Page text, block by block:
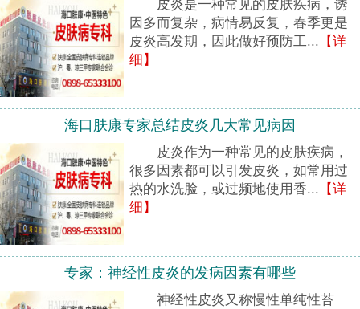
皮炎是一种常见的皮肤疾病，诱
因多而复杂，病情易反复，春季更是
皮炎高发期，因此做好预防工... 【详
细】
海口肤康专家总结皮炎几大常见病因
皮炎作为一种常见的皮肤疾病，
很多因素都可以引发皮炎，如常用过
热的水洗脸，或过频地使用香... 【详
细】
专家：神经性皮炎的发病因素有哪些
神经性皮炎又称慢性单纯性苔